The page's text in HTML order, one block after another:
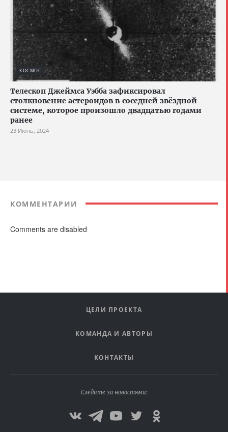
КОСМОС
Телескоп Джеймса Уэбба зафиксировал
столкновение астероидов в соседней звёздной
системе, которое произошло двадцатью годами
ранее
23 Июнь, 2024
КОММЕНТАРИИ
Comments are disabled
ЦЕЛИ ПРОЕКТА
КОМАНДА И АВТОРЫ
КОНТАКТЫ
Следите за новостями: